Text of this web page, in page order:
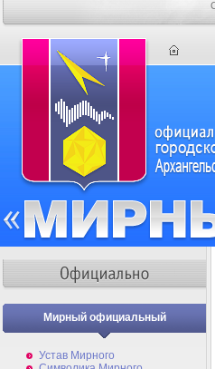
Мирный официальный
Устав Мирного